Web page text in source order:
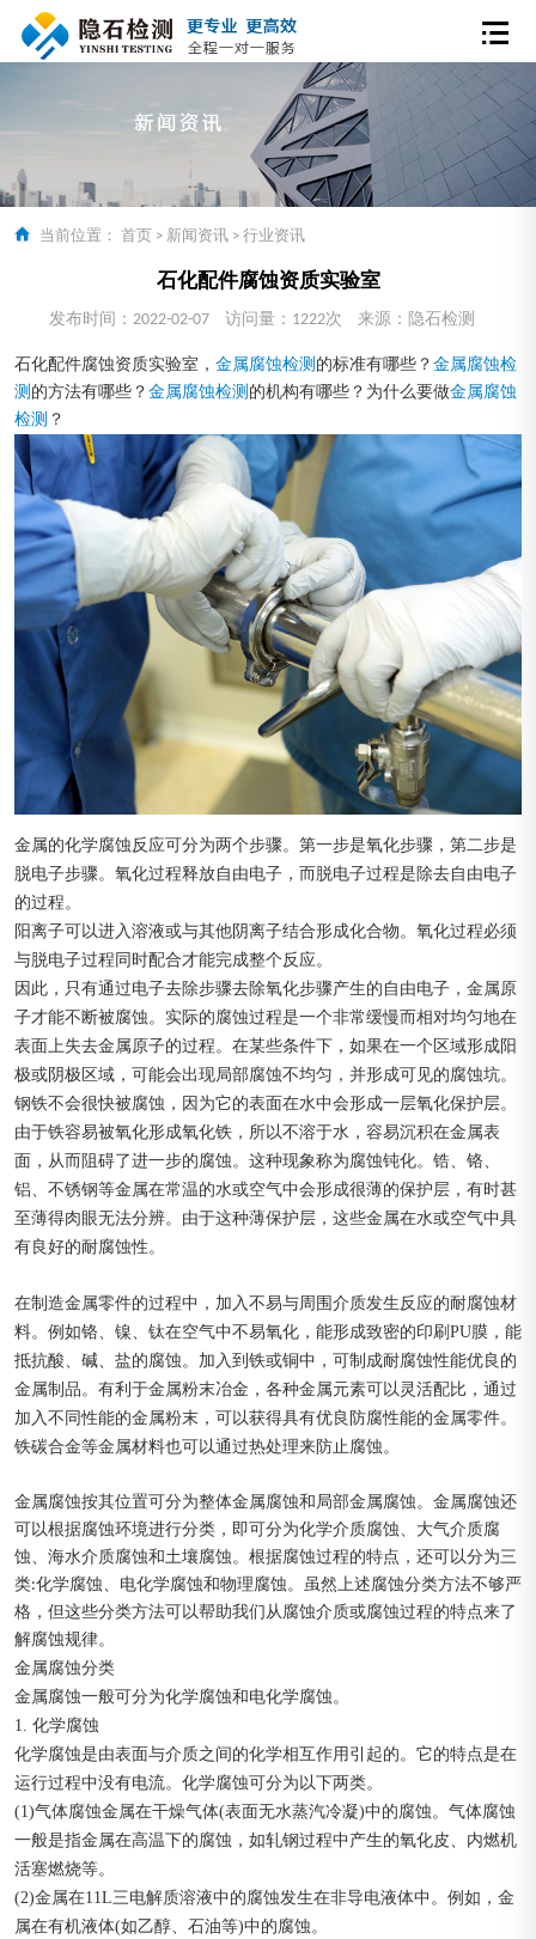
当前位置： 首页 > 新闻资讯 > 行业资讯
石化配件腐蚀资质实验室
发布时间：2022-02-07 访问量：1222次 来源：隐石检测
石化配件腐蚀资质实验室， 金属腐蚀检测 的标准有哪些？ 金属腐蚀检
测 的方法有哪些？ 金属腐蚀检测 的机构有哪些？为什么要做金属腐蚀
检测 ？
金属的化学腐蚀反应可分为两个步骤。第一步是氧化步骤，第二步是
脱电子步骤。氧化过程释放自由电子，而脱电子过程是除去自由电子
的过程。
阳离子可以进入溶液或与其他阴离子结合形成化合物。氧化过程必须
与脱电子过程同时配合才能完成整个反应。
因此，只有通过电子去除步骤去除氧化步骤产生的自由电子，金属原
子才能不断被腐蚀。实际的腐蚀过程是一个非常缓慢而相对均匀地在
表面上失去金属原子的过程。在某些条件下，如果在一个区域形成阳
极或阴极区域，可能会出现局部腐蚀不均匀，并形成可见的腐蚀坑。
钢铁不会很快被腐蚀，因为它的表面在水中会形成一层氧化保护层。
由于铁容易被氧化形成氧化铁，所以不溶于水，容易沉积在金属表
面，从而阻碍了进一步的腐蚀。这种现象称为腐蚀钝化。锆、铬、
铝、不锈钢等金属在常温的水或空气中会形成很薄的保护层，有时甚
至薄得肉眼无法分辨。由于这种薄保护层，这些金属在水或空气中具
有良好的耐腐蚀性。
在制造金属零件的过程中，加入不易与周围介质发生反应的耐腐蚀材
料。例如铬、镍、钛在空气中不易氧化，能形成致密的印刷PU膜，能
抵抗酸、碱、盐的腐蚀。加入到铁或铜中，可制成耐腐蚀性能优良的
金属制品。有利于金属粉末冶金，各种金属元素可以灵活配比，通过
加入不同性能的金属粉末，可以获得具有优良防腐性能的金属零件。
铁碳合金等金属材料也可以通过热处理来防止腐蚀。
金属腐蚀按其位置可分为整体金属腐蚀和局部金属腐蚀。金属腐蚀还
可以根据腐蚀环境进行分类，即可分为化学介质腐蚀、大气介质腐
蚀、海水介质腐蚀和土壤腐蚀。根据腐蚀过程的特点，还可以分为三
类:化学腐蚀、电化学腐蚀和物理腐蚀。虽然上述腐蚀分类方法不够严
格，但这些分类方法可以帮助我们从腐蚀介质或腐蚀过程的特点来了
解腐蚀规律。
金属腐蚀分类
金属腐蚀一般可分为化学腐蚀和电化学腐蚀。
1. 化学腐蚀
化学腐蚀是由表面与介质之间的化学相互作用引起的。它的特点是在
运行过程中没有电流。化学腐蚀可分为以下两类。
(1)气体腐蚀金属在干燥气体(表面无水蒸汽冷凝)中的腐蚀。气体腐蚀
一般是指金属在高温下的腐蚀，如轧钢过程中产生的氧化皮、内燃机
活塞燃烧等。
(2)金属在11L三电解质溶液中的腐蚀发生在非导电液体中。例如，金
属在有机液体(如乙醇、石油等)中的腐蚀。